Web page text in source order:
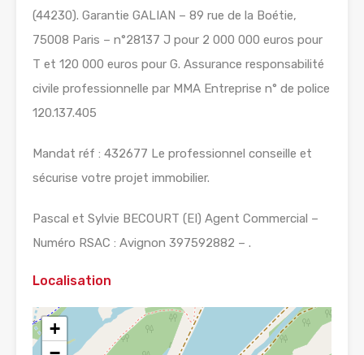
(44230). Garantie GALIAN – 89 rue de la Boétie,
75008 Paris – n°28137 J pour 2 000 000 euros pour
T et 120 000 euros pour G. Assurance responsabilité
civile professionnelle par MMA Entreprise n° de police
120.137.405
Mandat réf : 432677 Le professionnel conseille et
sécurise votre projet immobilier.
Pascal et Sylvie BECOURT (EI) Agent Commercial –
Numéro RSAC : Avignon 397592882 – .
Localisation
+